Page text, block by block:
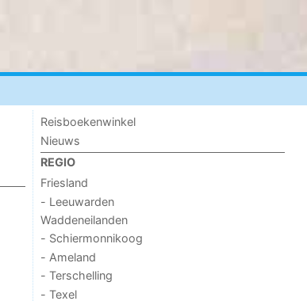
Reisboekenwinkel
Nieuws
REGIO
Friesland
- Leeuwarden
Waddeneilanden
- Schiermonnikoog
- Ameland
- Terschelling
- Texel